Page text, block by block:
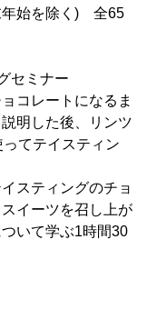
始を除く) 全65
セミナー
コレートになるま
明した後、リンツ
てテイスティン
スティングのチョ
イーツを召し上が
いて学ぶ1時間30